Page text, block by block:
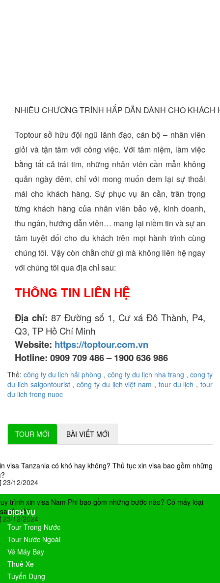
NHIỀU CHƯƠNG TRÌNH HẤP DẪN DÀNH CHO KHÁCH
Toptour sở hữu đội ngũ lãnh đạo, cán bộ – nhân viên
giỏi và tận tâm với công việc. Với tâm niệm, làm việc
bằng tất cả trái tim, những nhân viên cần mẫn không
quản ngày đêm, chỉ với mong muốn đem lại sự thoải
mái cho khách hàng. Sự phục vụ ân cần, trân trọng
từng khách hàng của nhân viên bảo vệ, kinh doanh,
thu ngân, hướng dẫn viên… mang lại niềm tin và sự an
tâm tuyệt đối cho du khách trên mọi hành trình cùng
chúng tôi. Vậy còn chằn chừ gì mà không liên hệ ngay
với chúng tôi qua địa chỉ sau:
THÔNG TIN LIÊN HỆ
Địa chỉ: 87 Đường số 1, Cư xá Đô Thành, P4,
Q3, TP Hồ Chí Minh
Website: https://toptour.com.vn
Hotline: 0909 709 486 – 1900 636 986
Thẻ:công ty du lịch hải phòng , công ty du lịch nha trang , cong ty
du lich saigontourist,công ty du lịch việt nam , tour du lịch ,tour
du lich trong nuoc
TOUR MỚI BÀI VIẾT MỚI
visa Tanzania có khó hay không? Thủ tục xin visa bao gồm những
23/12/2024
trình xin visa Nam Phi bao gồm những bước nào? Có mấy loại
tất cả?
23/12/2024
DỊCH VỤ
Tour Trong Nước
Tour Nước Ngoài
Vé Máy Bay
Thuê Xe
Tuyển Dụng